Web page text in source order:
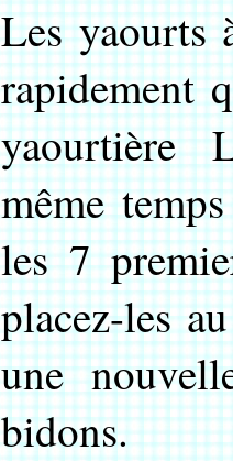
Les yaourts
rapidement
yaourtière
même
les 7
placez-les
une
bidons.